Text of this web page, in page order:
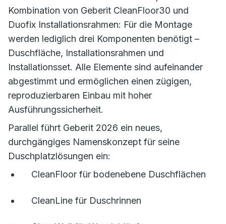
Kombination von Geberit CleanFloor30 und
Duofix Installationsrahmen: Für die Montage
werden lediglich drei Komponenten benötigt –
Duschfläche, Installationsrahmen und
Installationsset. Alle Elemente sind aufeinander
abgestimmt und ermöglichen einen zügigen,
reproduzierbaren Einbau mit hoher
Ausführungssicherheit.
Parallel führt Geberit 2026 ein neues,
durchgängiges Namenskonzept für seine
Duschplatzlösungen ein:
CleanFloor für bodenebene Duschflächen
CleanLine für Duschrinnen